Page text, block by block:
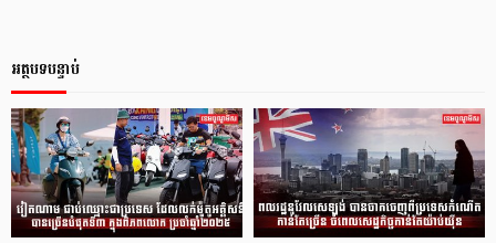
អត្ថបទបន្ទាប់